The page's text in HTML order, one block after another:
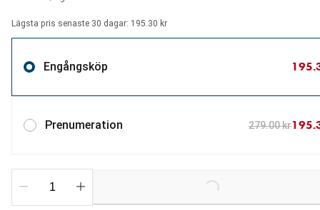
Lägsta pris senaste 30 dagar: 195.30 kr
Engångsköp
Prenumeration 279.00 kr
Loading...